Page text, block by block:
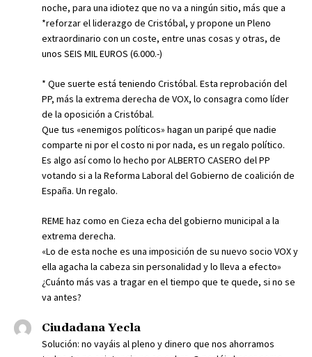
noche, para una idiotez que no va a ningún sitio, más que a
*reforzar el liderazgo de Cristóbal, y propone un Pleno
extraordinario con un coste, entre unas cosas y otras, de
unos SEIS MIL EUROS (6.000.-)
* Que suerte está teniendo Cristóbal. Esta reprobación del
PP, más la extrema derecha de VOX, lo consagra como líder
de la oposición a Cristóbal.
Que tus «enemigos políticos» hagan un paripé que nadie
comparte ni por el costo ni por nada, es un regalo político.
Es algo así como lo hecho por ALBERTO CASERO del PP
votando si a la Reforma Laboral del Gobierno de coalición de
España. Un regalo.
REME haz como en Cieza echa del gobierno municipal a la
extrema derecha.
«Lo de esta noche es una imposición de su nuevo socio VOX y
ella agacha la cabeza sin personalidad y lo lleva a efecto»
¿Cuánto más vas a tragar en el tiempo que te quede, si no se
va antes?
Ciudadana Yecla
Solución: no vayáis al pleno y dinero que nos ahorramos